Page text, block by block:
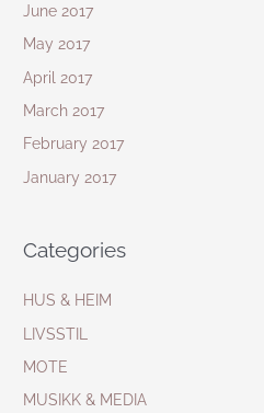
June 2017
May 2017
April 2017
March 2017
February 2017
January 2017
Categories
HUS & HEIM
LIVSSTIL
MOTE
MUSIKK & MEDIA